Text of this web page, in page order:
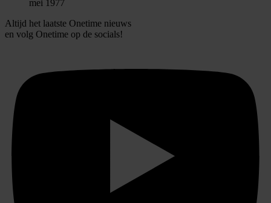
mei 1977
Altijd het laatste Onetime nieuws
en volg Onetime op de socials!